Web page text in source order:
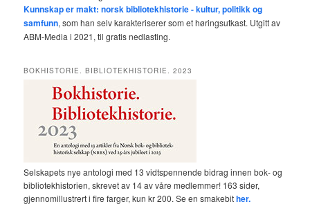
Kunnskap er makt: norsk bibliotekhistorie - kultur, politikk og
samfunn, som han selv karakteriserer som et høringsutkast. Utgitt av
ABM-Media i 2021, til gratis nedlasting.
BOKHISTORIE. BIBLIOTEKHISTORIE. 2023
Selskapets nye antologi med 13 vidtspennende bidrag innen bok- og
bibliotekhistorien, skrevet av 14 av våre medlemmer! 163 sider,
gjennomillustrert i fire farger, kun kr 200. Se en smakebither.